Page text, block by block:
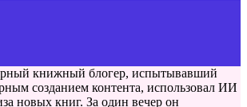
книжный блогер, испытывавший
созданием контента, использовал ИИ
новых книг. За один вечер он